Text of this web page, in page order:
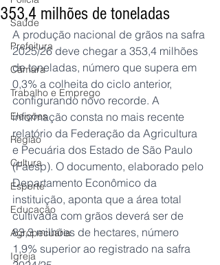
Saúde
Prefeitura
Câmara
Trabalho e Emprego
Eleições
Região
Cultura
Esporte
Educação
Agropecuária
Igreja
353,4 milhões de toneladas
A produção nacional de grãos na safra
2025/26 deve chegar a 353,4 milhões
de toneladas, número que supera em
0,3% a colheita do ciclo anterior,
configurando novo recorde. A
informação consta no mais recente
relatório da Federação da Agricultura
e Pecuária dos Estado de São Paulo
(Faesp). O documento, elaborado pelo
Departamento Econômico da
instituição, aponta que a área total
cultivada com grãos deverá ser de
83,3 milhões de hectares, número
1,9% superior ao registrado na safra